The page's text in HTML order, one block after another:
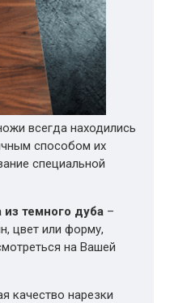
всегда находились
способом их
специальной
темного дуба –
цвет или форму,
на Вашей
качество нарезки